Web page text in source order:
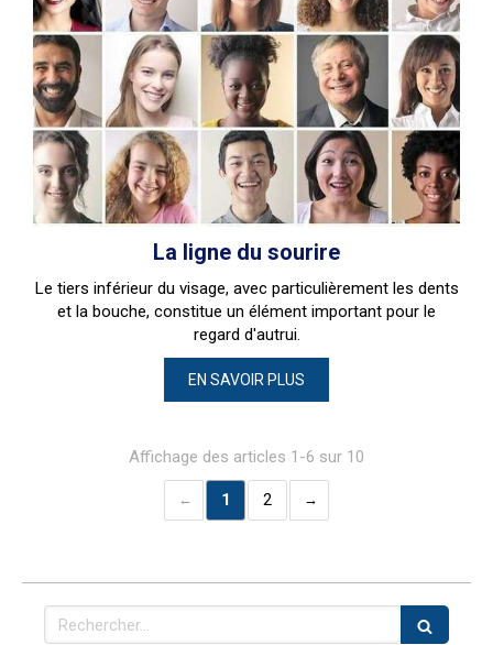
La ligne du sourire
Le tiers inférieur du visage, avec particulièrement les dents
et la bouche, constitue un élément important pour le
regard d'autrui.
EN SAVOIR PLUS
Affichage des articles 1-6 sur 10
1 2
Rechercher